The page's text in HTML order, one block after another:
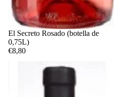
El Secreto Rosado (botella de
0,75L)
€8,80